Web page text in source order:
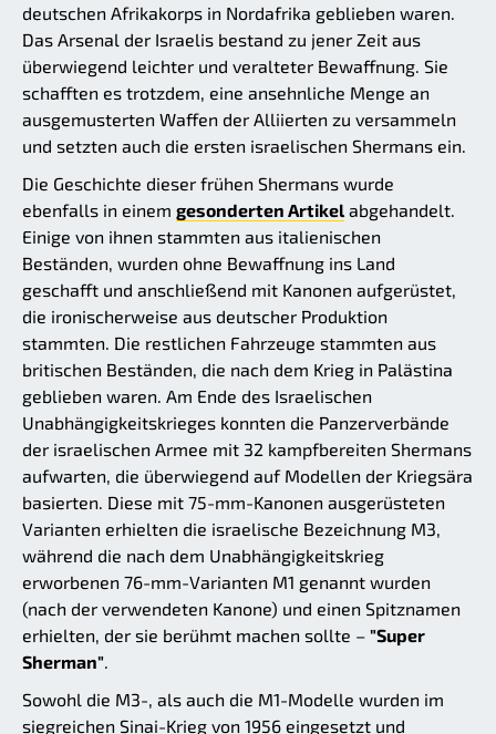
deutschen Afrikakorps in Nordafrika geblieben waren.
Das Arsenal der Israelis bestand zu jener Zeit aus
überwiegend leichter und veralteter Bewaffnung. Sie
schafften es trotzdem, eine ansehnliche Menge an
ausgemusterten Waffen der Alliierten zu versammeln
und setzten auch die ersten israelischen Shermans ein.
Die Geschichte dieser frühen Shermans wurde
ebenfalls in einem gesonderten Artikel abgehandelt.
Einige von ihnen stammten aus italienischen
Beständen, wurden ohne Bewaffnung ins Land
geschafft und anschließend mit Kanonen aufgerüstet,
die ironischerweise aus deutscher Produktion
stammten. Die restlichen Fahrzeuge stammten aus
britischen Beständen, die nach dem Krieg in Palästina
geblieben waren. Am Ende des Israelischen
Unabhängigkeitskrieges konnten die Panzerverbände
der israelischen Armee mit 32 kampfbereiten Shermans
aufwarten, die überwiegend auf Modellen der Kriegsära
basierten. Diese mit 75-mm-Kanonen ausgerüsteten
Varianten erhielten die israelische Bezeichnung M3,
während die nach dem Unabhängigkeitskrieg
erworbenen 76-mm-Varianten M1 genannt wurden
(nach der verwendeten Kanone) und einen Spitznamen
erhielten, der sie berühmt machen sollte – "Super
Sherman"
Sowohl die M3-, als auch die M1-Modelle wurden im
siegreichen Sinai-Krieg von 1956 eingesetzt und